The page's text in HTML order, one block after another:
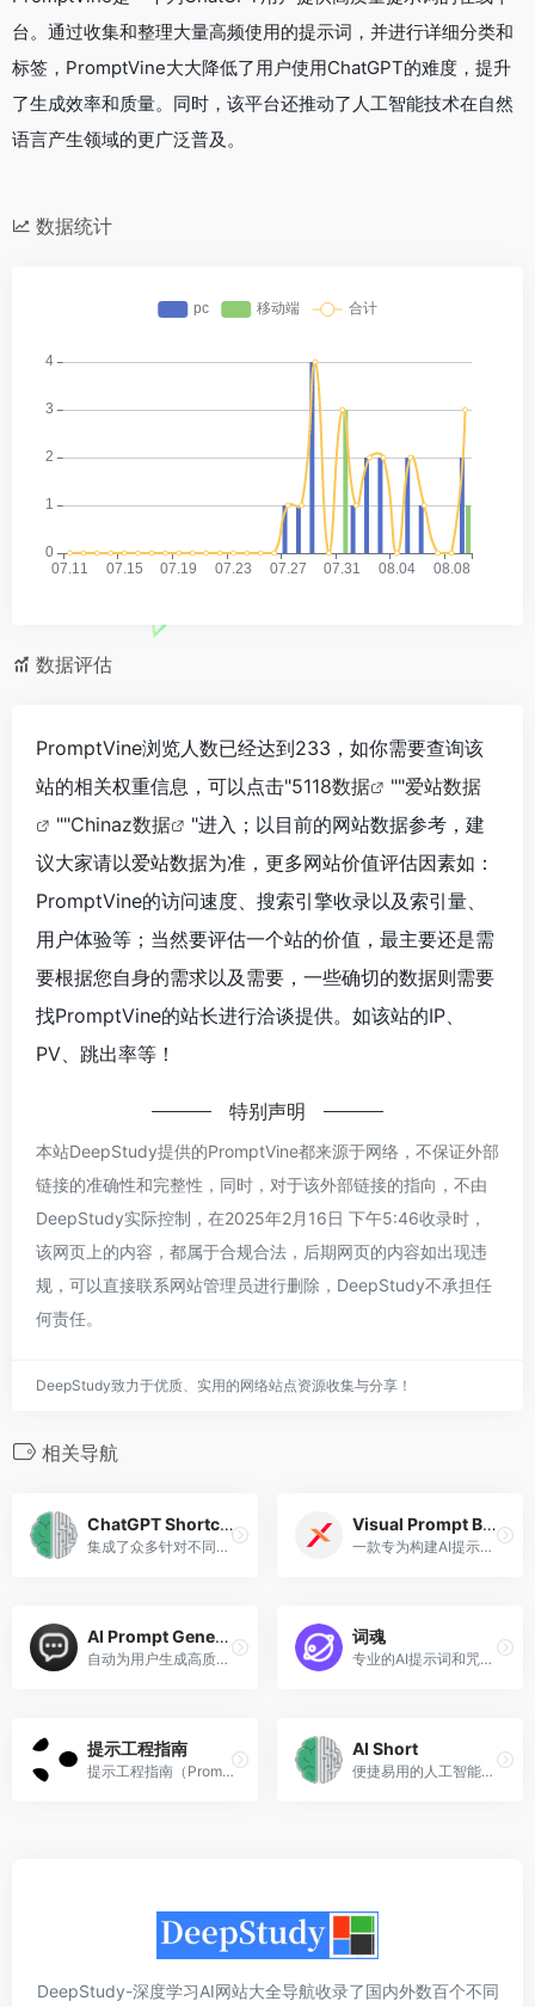
台。通过收集和整理大量高频使用的提示词，并进行详细分类和
标签，PromptVine大大降低了用户使用ChatGPT的难度，提升
了生成效率和质量。同时，该平台还推动了人工智能技术在自然
语言产生领域的更广泛普及。
数据统计
数据评估
PromptVine浏览人数已经达到233，如你需要查询该
站的相关权重信息，可以点击"5118数据 ""爱站数据
""Chinaz数据
"进入；以目前的网站数据参考，建
议大家请以爱站数据为准，更多网站价值评估因素如：
PromptVine的访问速度、搜索引擎收录以及索引量、
用户体验等；当然要评估一个站的价值，最主要还是需
要根据您自身的需求以及需要，一些确切的数据则需要
找PromptVine的站长进行洽谈提供。如该站的IP、
PV、跳出率等！
特别声明
本站DeepStudy提供的PromptVine都来源于网络，不保证外部
链接的准确性和完整性，同时，对于该外部链接的指向，不由
DeepStudy实际控制，在2025年2月16日 下午5:46收录时，
该网页上的内容，都属于合规合法，后期网页的内容如出现违
规，可以直接联系网站管理员进行删除，DeepStudy不承担任
何责任。
DeepStudy致力于优质、实用的网络站点资源收集与分享！
相关导航
ChatGPT Shortcut
集成了众多针对不同专业领域和功能的快捷指令
Visual Prompt Builder
一款专为构建AI提示语设计的工具
AI Prompt Generator
自动为用户生成高质量的提示词或内容主题
词魂
专业的AI提示词和咒语服务工具
提示工程指南
提示工程指南（Prompt Engine...
AI Short
便捷易用的人工智能快捷指令工具
DeepStudy-深度学习AI网站大全导航收录了国内外数百个不同